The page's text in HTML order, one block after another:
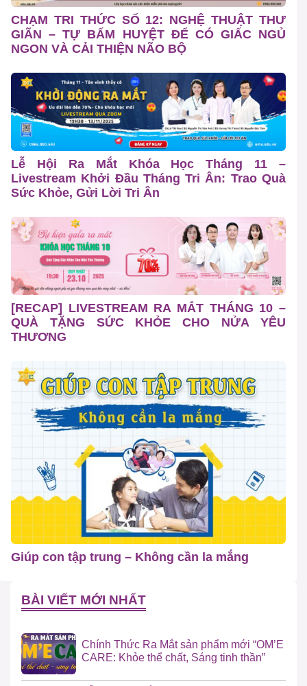
CHẠM TRI THỨC SỐ 12: NGHỆ THUẬT THƯ
GIÃN – TỰ BẤM HUYỆT ĐỂ CÓ GIẤC NGỦ
NGON VÀ CẢI THIỆN NÃO BỘ
Lễ Hội Ra Mắt Khóa Học Tháng 11 –
Livestream Khởi Đầu Tháng Tri Ân: Trao Quà
Sức Khỏe, Gửi Lời Tri Ân
[RECAP] LIVESTREAM RA MẮT THÁNG 10 –
QUÀ TẶNG SỨC KHỎE CHO NỬA YÊU
THƯƠNG
Giúp con tập trung – Không cần la mắng
BÀI VIẾT MỚI NHẤT
Chính Thức Ra Mắt sản phẩm mới “OM’E
CARE: Khỏe thể chất, Sáng tinh thần”